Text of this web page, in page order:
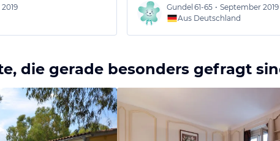
Gundel 61-65 • September 2019
Aus Deutschland
die gerade besonders gefragt